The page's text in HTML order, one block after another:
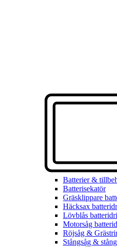
Batterier &
Batterisekatör
Gräsklippare
Häcksax
Lövblås
Motorsåg
Röjsåg &
Stångsåg &